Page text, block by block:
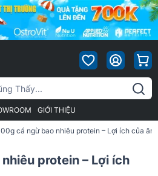
GIỚI THIỆU
cá ngừ bao nhiêu protein – Lợi ích của ăn
protein – Lợi ích